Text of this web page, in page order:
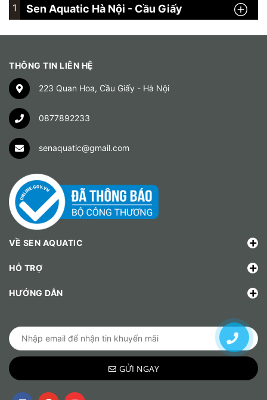
1 Sen Aquatic Hà Nội - Cầu Giấy
THÔNG TIN LIÊN HỆ
223 Quan Hoa, Cầu Giấy - Hà Nội
0877892233
senaquatic@gmail.com
VỀ SEN AQUATIC
HỖ TRỢ
HƯỚNG DẪN
GỬI NGAY